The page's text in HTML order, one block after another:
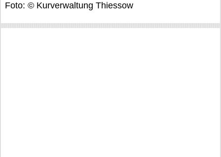
Foto: © Kurverwaltung Thiessow